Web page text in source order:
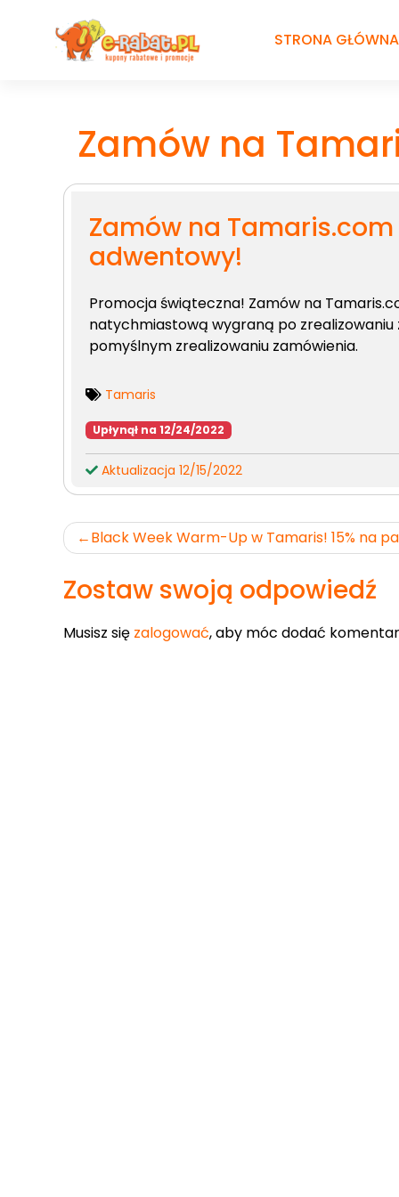
STRONA GŁÓWNA
Zamów na
Zamów na
adwentowy!
Promocja świąteczna! Zamów na
natychmiastową wygraną po
pomyślnym zrealizowaniu zamówienia.
Tamaris
Upłynął na 12/24/2022
Aktualizacja 12/15/2022
Nawigacja
wpisu
Black Week Warm-Up w Tamaris! 15% na
Zostaw swoją odpowiedź
Musisz się zalogować, aby móc dodać